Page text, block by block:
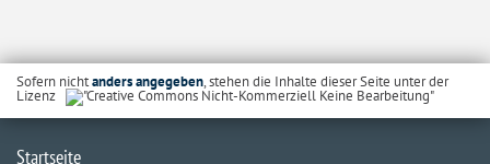
Sofern nichtanders angegeben, stehen die Inhalte dieser Seite unter der
Lizenz
Startseite